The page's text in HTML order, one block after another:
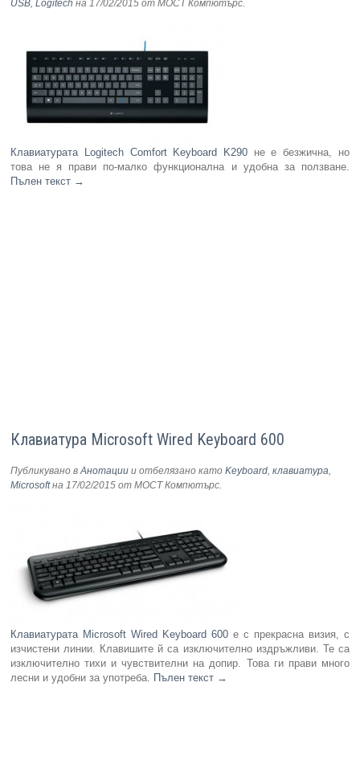
USB,Logitech на 17/02/2015 от МОСТ Компютърс.
Клавиатурата Logitech Comfort Keyboard K290 не е безжична, но
това не я прави по-малко функционална и удобна за ползване.
Пълен текст →
Клавиатура Microsoft Wired Keyboard 600
Публикувано вАнотации и отбелязано катоKeyboard,клавиатура,
Microsoftна 17/02/2015 от МОСТ Компютърс.
Клавиатурата Microsoft Wired Keyboard 600 е с прекрасна визия, с
изчистени линии. Клавишите й са изключително издръжливи. Те са
изключително тихи и чувствителни на допир. Това ги прави много
лесни и удобни за употреба. Пълен текст →